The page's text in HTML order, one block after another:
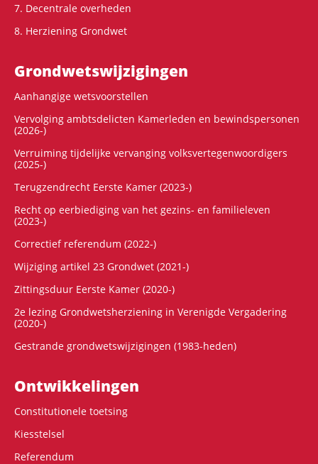
7. Decentrale overheden
8. Herziening Grondwet
Grondwets­wijzigingen
Aanhangige wetsvoorstellen
Vervolging ambtsdelicten Kamerleden en bewindspersonen
(2026-)
Verruiming tijdelijke vervanging volksvertegenwoordigers
(2025-)
Terugzendrecht Eerste Kamer (2023-)
Recht op eerbiediging van het gezins- en familieleven
(2023-)
Correctief referendum (2022-)
Wijziging artikel 23 Grondwet (2021-)
Zittingsduur Eerste Kamer (2020-)
2e lezing Grondwetsherziening in Verenigde Vergadering
(2020-)
Gestrande grondwetswijzigingen (1983-heden)
Ontwikke­lingen
Constitutionele toetsing
Kiesstelsel
Referendum